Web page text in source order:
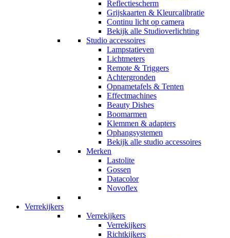
Reflectiescherm
Grijskaarten & Kleurcalibratie
Continu licht op camera
Bekijk alle Studioverlichting
Studio accessoires
Lampstatieven
Lichtmeters
Remote & Triggers
Achtergronden
Opnametafels & Tenten
Effectmachines
Beauty Dishes
Boomarmen
Klemmen & adapters
Ophangsystemen
Bekijk alle studio accessoires
Merken
Lastolite
Gossen
Datacolor
Novoflex
Verrekijkers
Verrekijkers
Verrekijkers
Richtkijkers